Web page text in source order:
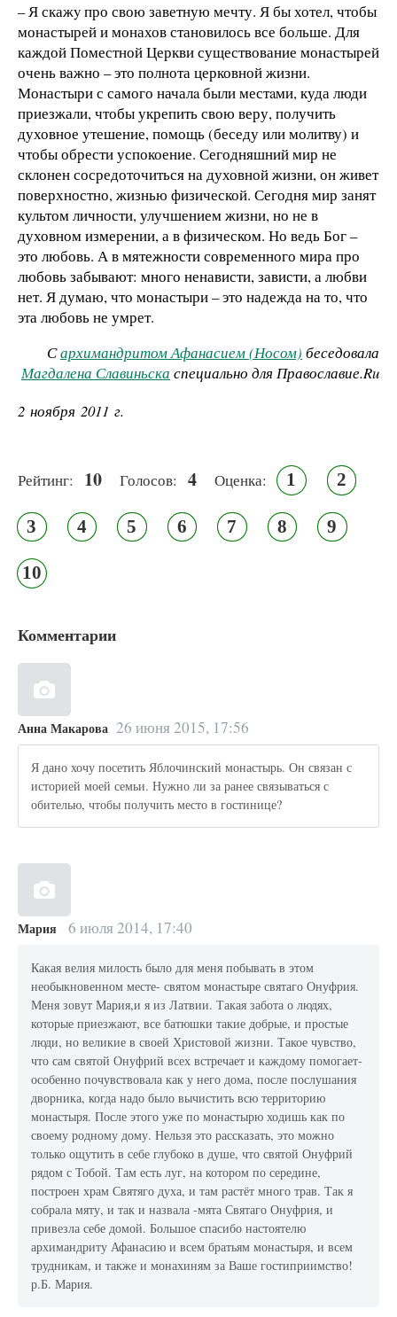
– Я скажy про свою заветную мечту. Я бы хотел, чтобы
монастырей и монахов становилось все больше. Для
каждой Поместной Церкви существование монастырей
очень важно – это полнота церковной жизни.
Монастыри с самого началa были местaми, куда люди
приезжали, чтобы укрепить свою веру, получить
духовное утешение, помощь (беседу или молитву) и
чтобы обрести успокоение. Сегодняшний мир не
склонен сосредоточиться на духовной жизни, он живет
поверхностно, жизнью физической. Сегодня мир занят
культом личности, улучшением жизни, но не в
духовном измерении, а в физическом. Но ведь Бог –
это любовь. А в мятежности современного мира про
любовь забывают: много ненависти, зависти, а любви
нет. Я думаю, что монастыри – это надежда на то, что
эта любовь не умрет.
Сархимандритом Афанасием (Носом) беседовала
Магдалена Славиньска специально для Православие.Ru
2 ноября 2011 г.
Рейтинг: 10 Голосов: 4 Оценка: 1 2
3 4 5 6 7 8 9
10
Комментарии
Анна Макарова 26 июня 2015, 17:56
Я дано хочу посетить Яблочинский монастырь. Он связан с
историей моей семьи. Нужно ли за ранее связываться с
обителью, чтобы получить место в гостинице?
Мария 6 июля 2014, 17:40
Какая велия милость было для меня побывать в этом
необыкновенном месте- святом монастыре святаго Онуфрия.
Меня зовут Мария,и я из Латвии. Такая забота о людях,
которые приезжают, все батюшки такие добрые, и простые
люди, но великие в своей Христовой жизни. Такое чувство,
что сам святой Онуфрий всех встречает и каждому помогает-
особенно почувствовала как у него дома, после послушания
дворника, когда надо было вычистить всю территорию
монастыря. После этого уже по монастырю ходишь как по
своему родному дому. Нельзя это рассказать, это можно
только ощутить в себе глубоко в душе, что святой Онуфрий
рядом с Тобой. Там есть луг, на котором по середине,
построен храм Святяго духа, и там растёт много трав. Так я
собрала мяту, и так и назвала -мята Святаго Онуфрия, и
привезла себе домой. Большое спасибо настоятелю
архимандриту Афанасию и всем братьям монастыря, и всем
трудникам, и также и монахиням за Ваше гостиприимство!
р.Б. Мария.